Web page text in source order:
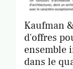
Kaufman
d'offres
ensemble
dans le